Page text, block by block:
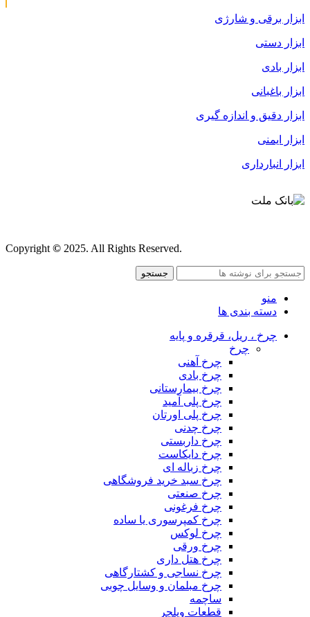
ابزار برقی و شارژی
ابزار دستی
ابزار بادی
ابزار باغبانی
ابزار دقیق و اندازه گیری
ابزار ایمنی
ابزار انبارداری
Copyright© 2025. All Rights Reserved.
جستجو
منو
دسته بندی ها
چرخ ، ریل، قرقره و پایه
چرخ
چرخ آهنی
چرخ بادی
چرخ بیمارستانی
چرخ پلی آمید
چرخ پلی اورتان
چرخ چدنی
چرخ داربستی
چرخ دایکاست
چرخ زباله ای
چرخ سبد خرید فروشگاهی
چرخ صنعتی
چرخ فرغونی
چرخ کمپرسوری یا ساده
چرخ لوکس
چرخ ورقی
چرخ هتل داری
چرخ نساجی و کشتارگاهی
چرخ مبلمان و وسایل چوبی
ساچمه
قطعات ویلچر